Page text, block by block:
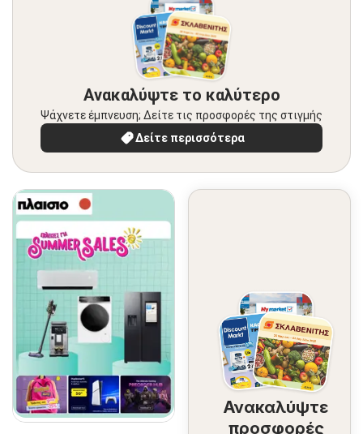
Ανακαλύψτε το καλύτερο
Ψάχνετε έμπνευση; Δείτε τις προσφορές της στιγμής
Δείτε περισσότερα
Ανακαλύψτε
προσφορές